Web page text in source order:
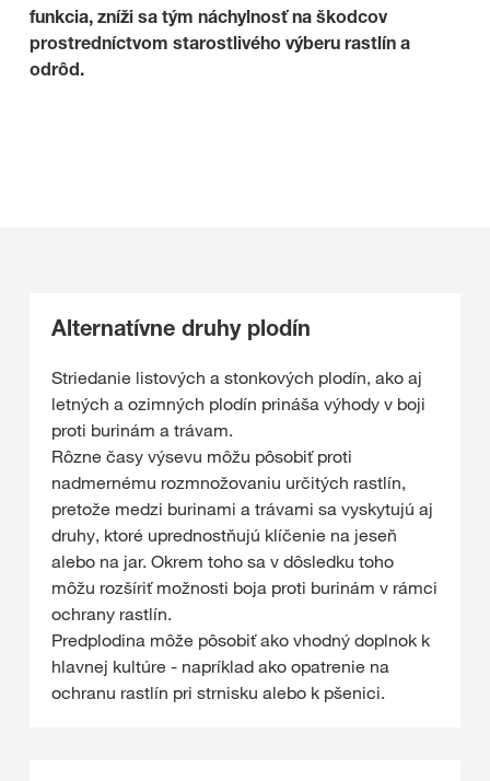
funkcia, zníži sa tým náchylnosť na škodcov
prostredníctvom starostlivého výberu rastlín a
odrôd.
Alternatívne druhy plodín
Striedanie listových a stonkových plodín, ako aj
letných a ozimných plodín prináša výhody v boji
proti burinám a trávam.
Rôzne časy výsevu môžu pôsobiť proti
nadmernému rozmnožovaniu určitých rastlín,
pretože medzi burinami a trávami sa vyskytujú aj
druhy, ktoré uprednostňujú klíčenie na jeseň
alebo na jar. Okrem toho sa v dôsledku toho
môžu rozšíriť možnosti boja proti burinám v rámci
ochrany rastlín.
Predplodina môže pôsobiť ako vhodný doplnok k
hlavnej kultúre - napríklad ako opatrenie na
ochranu rastlín pri strnisku alebo k pšenici.